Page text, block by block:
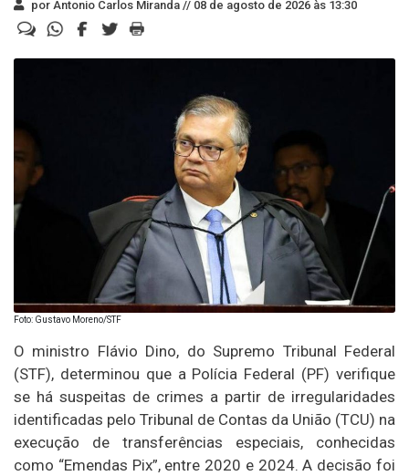
por Antonio Carlos Miranda // 08 de agosto de 2026 às 13:30
Foto: Gustavo Moreno/STF
O ministro Flávio Dino, do Supremo Tribunal Federal
(STF), determinou que a Polícia Federal (PF) verifique
se há suspeitas de crimes a partir de irregularidades
identificadas pelo Tribunal de Contas da União (TCU) na
execução de transferências especiais, conhecidas
como “Emendas Pix”, entre 2020 e 2024. A decisão foi